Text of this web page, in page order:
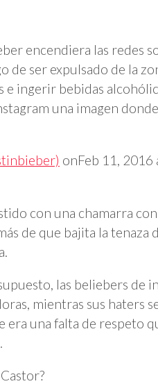
encendiera las redes
de ser expulsado de la
e ingerir bebidas
una imagen
onFeb 11, 2016
con una chamarra
de que bajita la tenaza
las beliebers de
mientras sus haters
una falta de respeto